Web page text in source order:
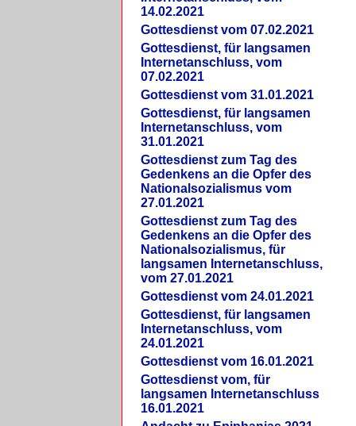
14.02.2021
Gottesdienst vom 07.02.2021
Gottesdienst, für langsamen
Internetanschluss, vom
07.02.2021
Gottesdienst vom 31.01.2021
Gottesdienst, für langsamen
Internetanschluss, vom
31.01.2021
Gottesdienst zum Tag des
Gedenkens an die Opfer des
Nationalsozialismus vom
27.01.2021
Gottesdienst zum Tag des
Gedenkens an die Opfer des
Nationalsozialismus, für
langsamen Internetanschluss,
vom 27.01.2021
Gottesdienst vom 24.01.2021
Gottesdienst, für langsamen
Internetanschluss, vom
24.01.2021
Gottesdienst vom 16.01.2021
Gottesdienst vom, für
langsamen Internetanschluss
16.01.2021